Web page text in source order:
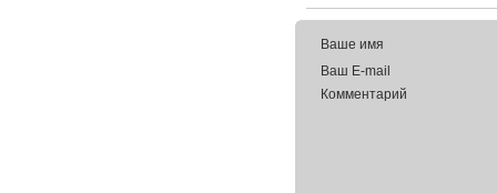
Ваше имя
Ваш E-mail
Комментарий